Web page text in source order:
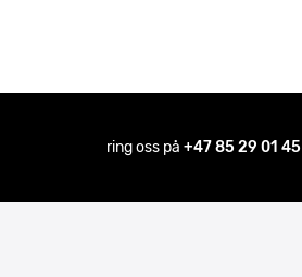
ring oss på +47 85 29 01 45